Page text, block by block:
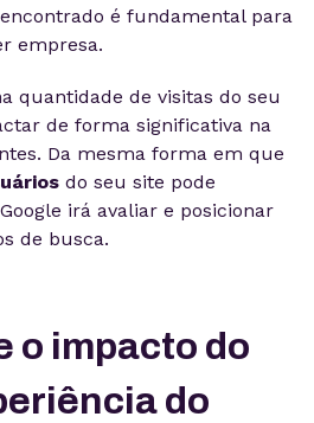
é fundamental para
empresa.
quantidade de visitas do seu
de forma significativa na
Da mesma forma em que
do seu site pode
irá avaliar e posicionar
de busca.
o impacto do
do